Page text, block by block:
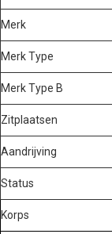
Merk
Merk Type
Merk Type B
Zitplaatsen
Aandrijving
Status
Korps